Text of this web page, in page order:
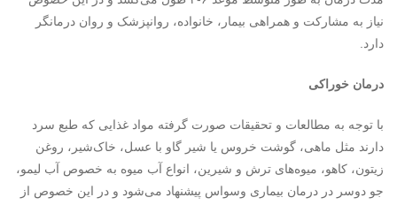
نیاز به مشارکت و همراهی بیمار، خانواده، روانپزشک و روان درمانگر
دارد.
درمان خوراکی
با توجه به مطالعات و تحقیقات صورت گرفته مواد غذایی که طبع سرد
دارند مثل ماهی، گوشت خروس یا شیر گاو با عسل، خاک‌شیر، روغن
زیتون، کاهو، میوه‌های ترش و شیرین، انواع آب میوه به خصوص آب لیمو،
جو دوسر در درمان بیماری وسواس پیشنهاد می‌شود و در این خصوص از